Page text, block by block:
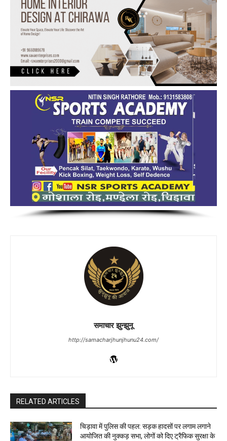
समाचार झुन्झुनू
http://samacharjhunjhunu24.com/
RELATED ARTICLES
चिड़ावा में पुलिस की पहल: सड़क हादसों पर लगाम लगाने
आयोजित की नुक्कड़ सभा, लोगों को दिए ट्रैफिक सुरक्षा के